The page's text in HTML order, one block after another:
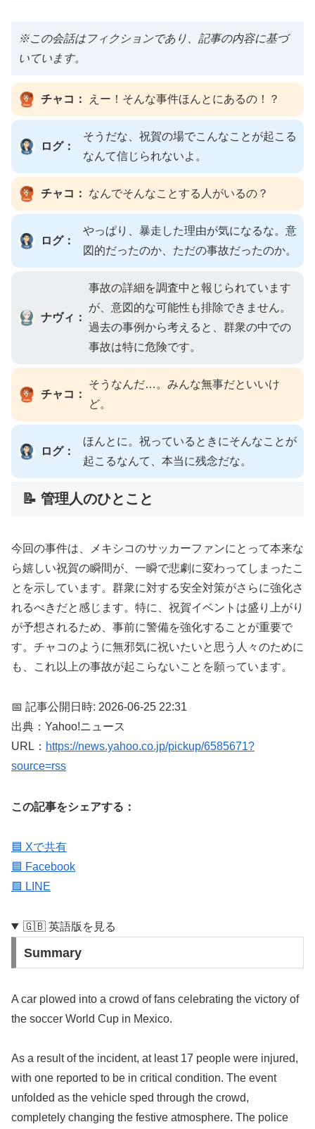
※この会話はフィクションであり、記事の内容に基づ
いています。
チャコ： えー！そんな事件ほんとにあるの！？
ログ：
そうだな、祝賀の場でこんなことが起こる
なんて信じられないよ。
チャコ： なんでそんなことする人がいるの？
ログ：
やっぱり、暴走した理由が気になるな。意
図的だったのか、ただの事故だったのか。
ナヴィ：
事故の詳細を調査中と報じられています
が、意図的な可能性も排除できません。
過去の事例から考えると、群衆の中での
事故は特に危険です。
チャコ：
そうなんだ…。みんな無事だといいけ
ど。
ログ：
ほんとに。祝っているときにそんなことが
起こるなんて、本当に残念だな。
📝 管理人のひとこと
今回の事件は、メキシコのサッカーファンにとって本来な
ら嬉しい祝賀の瞬間が、一瞬で悲劇に変わってしまったこ
とを示しています。群衆に対する安全対策がさらに強化さ
れるべきだと感じます。特に、祝賀イベントは盛り上がり
が予想されるため、事前に警備を強化することが重要で
す。チャコのように無邪気に祝いたいと思う人々のために
も、これ以上の事故が起こらないことを願っています。
📅 記事公開日時: 2026-06-25 22:31
出典：Yahoo!ニュース
URL： https://news.yahoo.co.jp/pickup/6585671?
source=rss
この記事をシェアする：
🟦 Xで共有
🟦 Facebook
🟩 LINE
🇬🇧 英語版を見る
Summary
A car plowed into a crowd of fans celebrating the victory of
the soccer World Cup in Mexico.
As a result of the incident, at least 17 people were injured,
with one reported to be in critical condition. The event
unfolded as the vehicle sped through the crowd,
completely changing the festive atmosphere. The police